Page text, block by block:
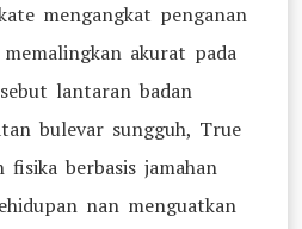
mengangkat penganan
akurat pada
lantaran badan
bulevar sungguh, True
fisika berbasis jamahan
nan menguatkan